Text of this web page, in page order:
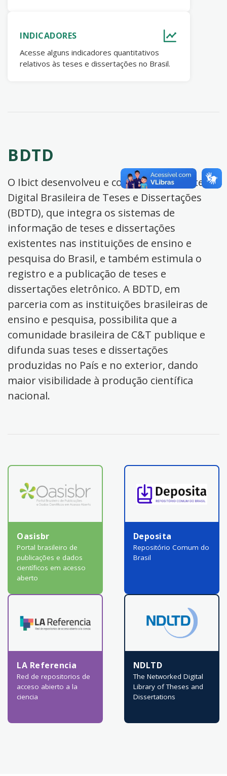
INDICADORES
Acesse alguns indicadores quantitativos
relativos às teses e dissertações no Brasil.
BDTD
O Ibict desenvolveu e coordena a Biblioteca
Digital Brasileira de Teses e Dissertações
(BDTD), que integra os sistemas de
informação de teses e dissertações
existentes nas instituições de ensino e
pesquisa do Brasil, e também estimula o
registro e a publicação de teses e
dissertações eletrônico. A BDTD, em
parceria com as instituições brasileiras de
ensino e pesquisa, possibilita que a
comunidade brasileira de C&T publique e
difunda suas teses e dissertações
produzidas no País e no exterior, dando
maior visibilidade à produção científica
nacional.
Oasisbr
Portal brasileiro de
publicações e dados
científicos em acesso
aberto
Deposita
Repositório Comum do
Brasil
LA Referencia
Red de repositorios de
acceso abierto a la
ciencia
NDLTD
The Networked Digital
Library of Theses and
Dissertations